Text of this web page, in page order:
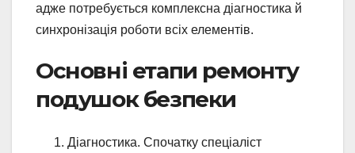
адже потребується комплексна діагностика й
синхронізація роботи всіх елементів.
Основні етапи ремонту
подушок безпеки
Діагностика. Спочатку спеціаліст